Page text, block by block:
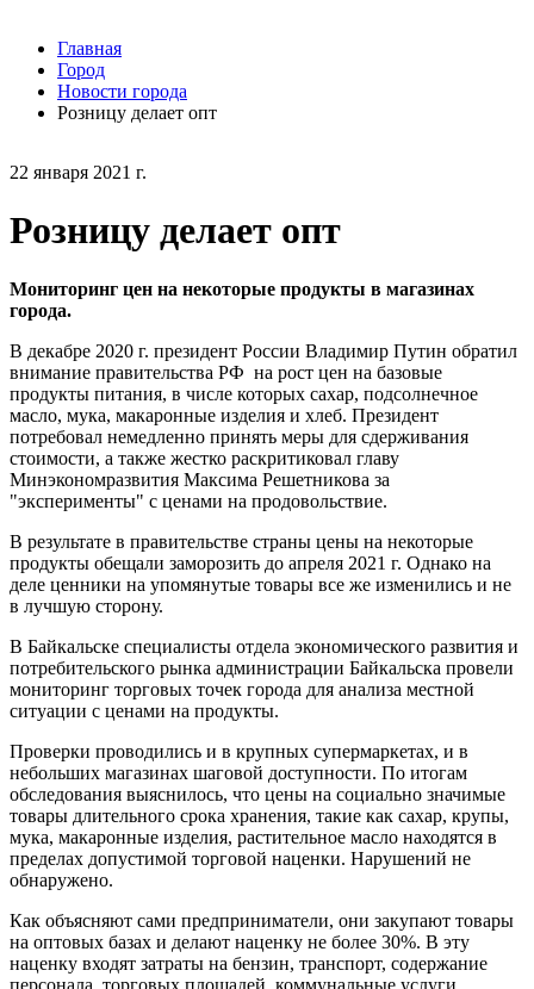
22 января 2021 г.
Розницу делает опт
Мониторинг цен на некоторые продукты в магазинах
города.
В декабре 2020 г. президент России Владимир Путин обратил
внимание правительства РФ на рост цен на базовые
продукты питания, в числе которых сахар, подсолнечное
масло, мука, макаронные изделия и хлеб. Президент
потребовал немедленно принять меры для сдерживания
стоимости, а также жестко раскритиковал главу
Минэкономразвития Максима Решетникова за
"эксперименты" с ценами на продовольствие.
В результате в правительстве страны цены на некоторые
продукты обещали заморозить до апреля 2021 г. Однако на
деле ценники на упомянутые товары все же изменились и не
в лучшую сторону.
В Байкальске специалисты отдела экономического развития и
потребительского рынка администрации Байкальска провели
мониторинг торговых точек города для анализа местной
ситуации с ценами на продукты.
Проверки проводились и в крупных супермаркетах, и в
небольших магазинах шаговой доступности. По итогам
обследования выяснилось, что цены на социально значимые
товары длительного срока хранения, такие как сахар, крупы,
мука, макаронные изделия, растительное масло находятся в
пределах допустимой торговой наценки. Нарушений не
обнаружено.
Как объясняют сами предприниматели, они закупают товары
на оптовых базах и делают наценку не более 30%. В эту
наценку входят затраты на бензин, транспорт, содержание
персонала, торговых площадей, коммунальные услуги.
Главная
Город
Новости города
Розницу делает опт